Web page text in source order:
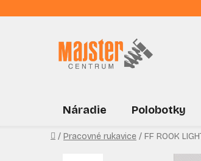
na
Náradie Polobotky
Domov
/ Pracovné rukavice / FF ROOK